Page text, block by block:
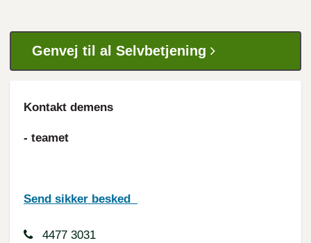
Genvej til al Selvbetjening
Kontakt demens
- teamet
Send sikker besked
4477 3031